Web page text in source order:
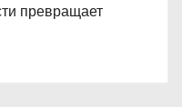
превращает